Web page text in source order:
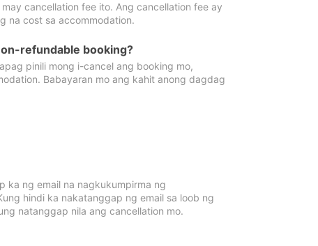
cancellation fee ito. Ang cancellation fee ay
na cost sa accommodation.
refundable booking?
pinili mong i-cancel ang booking mo,
Babayaran mo ang kahit anong dagdag
ka ng email na nagkukumpirma ng
hindi ka nakatanggap ng email sa loob ng
natanggap nila ang cancellation mo.